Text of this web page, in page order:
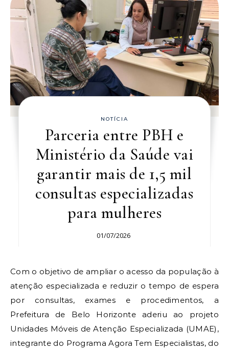
NOTÍCIA
Parceria entre PBH e
Ministério da Saúde vai
garantir mais de 1,5 mil
consultas especializadas
para mulheres
01/07/2026
Com o objetivo de ampliar o acesso da população à
atenção especializada e reduzir o tempo de espera
por consultas, exames e procedimentos, a
Prefeitura de Belo Horizonte aderiu ao projeto
Unidades Móveis de Atenção Especializada (UMAE),
integrante do Programa Agora Tem Especialistas, do